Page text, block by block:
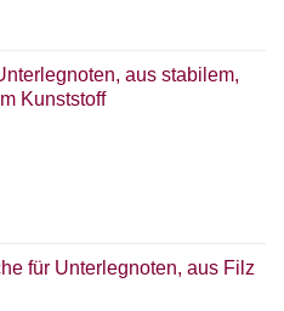
aus stabilem,
Kunststoff
für Unterlegnoten, aus Filz